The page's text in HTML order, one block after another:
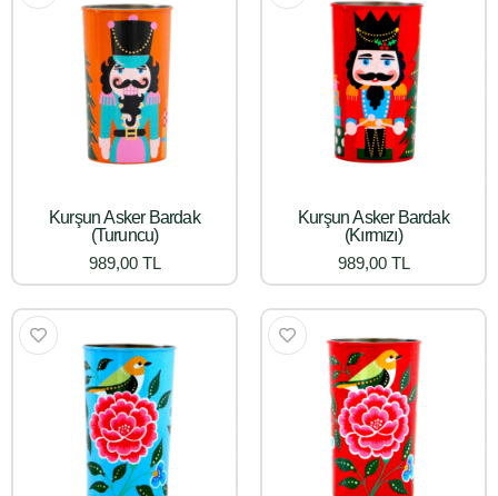
Kurşun Asker Bardak
(Turuncu)
989,00 TL
Kurşun Asker Bardak
(Kırmızı)
989,00 TL